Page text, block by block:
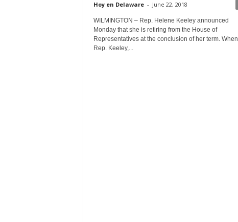
Hoy en Delaware - June 22, 2018
WILMINGTON – Rep. Helene Keeley announced
Monday that she is retiring from the House of
Representatives at the conclusion of her term. When
Rep. Keeley,...